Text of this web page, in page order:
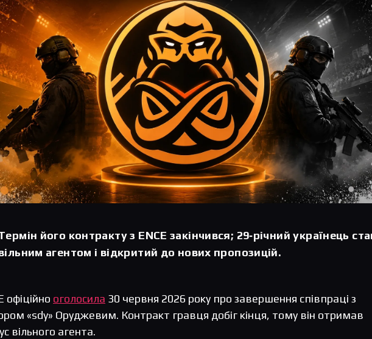
його контракту з ENCE закінчився; 29‑річний українець
агентом і відкритий до нових пропозицій.
офіційно оголосила 30 червня 2026 року про завершення співпраці з
«sdy» Оруджевим. Контракт гравця добіг кінця, тому він отримав
вільного агента.